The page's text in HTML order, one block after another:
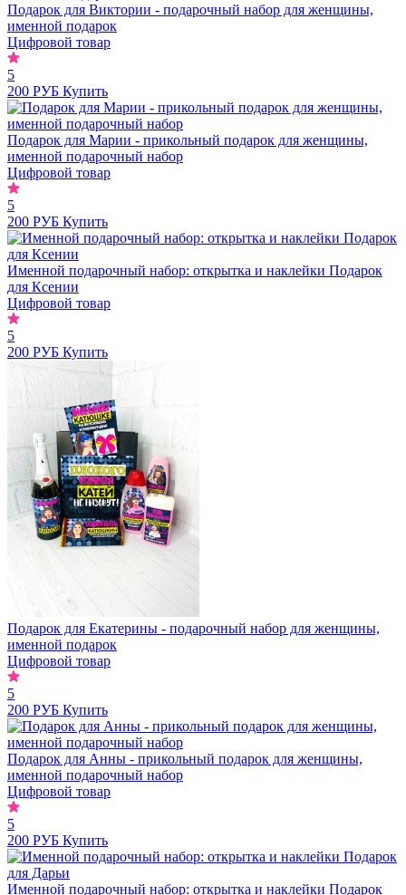
Подарок для Виктории - подарочный набор для женщины,
именной подарок
Цифровой товар
5
200 РУБ Купить
Подарок для Марии - прикольный подарок для женщины,
именной подарочный набор
Цифровой товар
5
200 РУБ Купить
Именной подарочный набор: открытка и наклейки Подарок
для Ксении
Цифровой товар
5
200 РУБ Купить
Подарок для Екатерины - подарочный набор для женщины,
именной подарок
Цифровой товар
5
200 РУБ Купить
Подарок для Анны - прикольный подарок для женщины,
именной подарочный набор
Цифровой товар
5
200 РУБ Купить
Именной подарочный набор: открытка и наклейки Подарок